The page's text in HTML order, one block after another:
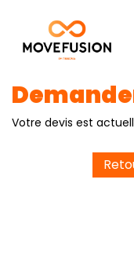
Votre devis est